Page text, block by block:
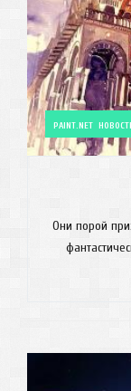
PAINT.NET
Они порой